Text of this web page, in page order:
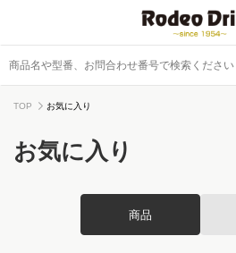
TOP お気に入り
お気に入り
商品